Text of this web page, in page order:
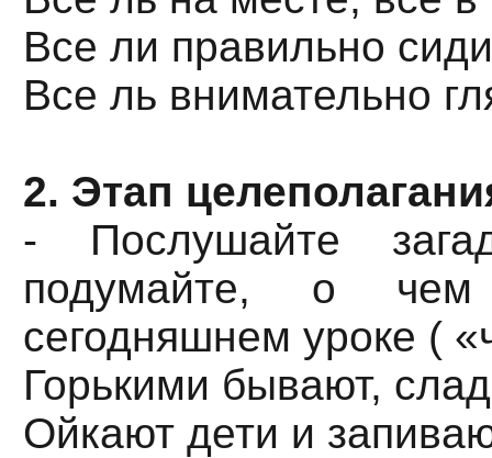
Все ли правильно
Все ль внимательно
2. Этап
- Послушайте
подумайте, о
сегодняшнем уроке (
Горькими бывают,
Ойкают дети и